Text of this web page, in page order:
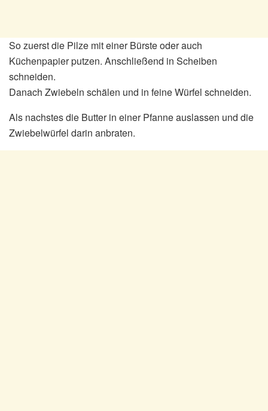
So zuerst die Pilze mit einer Bürste oder auch
Küchenpapier putzen. Anschließend in Scheiben
schneiden.
Danach Zwiebeln schälen und in feine Würfel schneiden.
Als nachstes die Butter in einer Pfanne auslassen und die
Zwiebelwürfel darin anbraten.